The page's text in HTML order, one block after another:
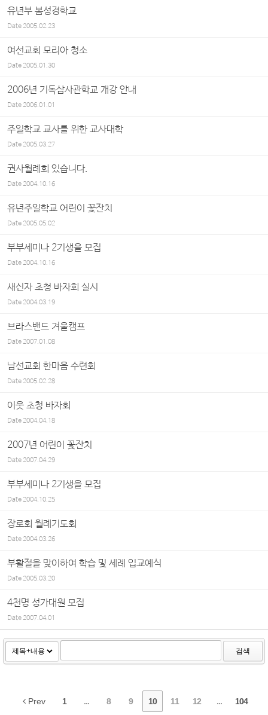
유년부 봄성경학교
Date2005.02.23
여선교회 모리아 청소
Date2005.01.30
2006년 기독삼사관학교 개강 안내
Date2006.01.01
주일학교 교사를 위한 교사대학
Date2005.03.27
권사월례회 있습니다.
Date2004.10.16
유년주일학교 어린이 꽃잔치
Date2005.05.02
부부세미나 2기생을 모집
Date2004.10.16
새신자 초청 바자회 실시
Date2004.03.19
브라스밴드 겨울캠프
Date2007.01.08
남선교회 한마음 수련회
Date2005.02.28
이웃 초청 바자회
Date2004.04.18
2007년 어린이 꽃잔치
Date2007.04.29
부부세미나 2기생을 모집
Date2004.10.25
장로회 월례기도회
Date2004.03.26
부활절을 맞이하여 학습 및 세례 입교예식
Date2005.03.20
4천명 성가대원 모집
Date2007.04.01
검색
Prev 1 ... 8 9 10 11 12 ... 104